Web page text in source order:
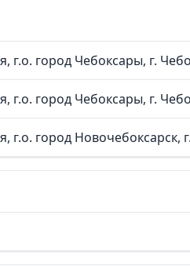
г.о. город Чебоксары, г.
г.о. город Чебоксары, г.
г.о. город Новочебоксарск,